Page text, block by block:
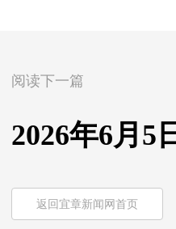
阅读下一篇
2026年6月5
返回宜章新闻网首页